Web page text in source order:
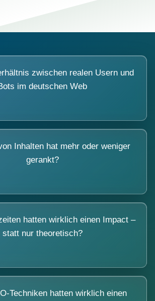
zwischen realen Usern und
im deutschen Web
Inhalten hat mehr oder weniger
gerankt?
hatten wirklich einen Impact –
statt nur theoretisch?
Techniken hatten wirklich einen